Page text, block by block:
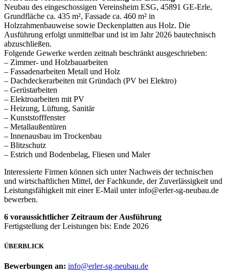
Neubau des eingeschossigen Vereinsheim ESG, 45891 GE-Erle,
Grundfläche ca. 435 m², Fassade ca. 460 m² in
Holzrahmenbauweise sowie Deckenplatten aus Holz. Die
Ausführung erfolgt unmittelbar und ist im Jahr 2026 bautechnisch
abzuschließen.
Folgende Gewerke werden zeitnah beschränkt ausgeschrieben:
– Zimmer- und Holzbauarbeiten
– Fassadenarbeiten Metall und Holz
– Dachdeckerarbeiten mit Gründach (PV bei Elektro)
– Gerüstarbeiten
– Elektroarbeiten mit PV
– Heizung, Lüftung, Sanitär
– Kunststofffenster
– Metallaußentüren
– Innenausbau im Trockenbau
– Blitzschutz
– Estrich und Bodenbelag, Fliesen und Maler
Interessierte Firmen können sich unter Nachweis der technischen
und wirtschaftlichen Mittel, der Fachkunde, der Zuverlässigkeit und
Leistungsfähigkeit mit einer E-Mail unter info@erler-sg-neubau.de
bewerben.
6 voraussichtlicher Zeitraum der Ausführung
Fertigstellung der Leistungen bis: Ende 2026
ÜBERBLICK
Bewerbungen an: info@erler-sg-neubau.de